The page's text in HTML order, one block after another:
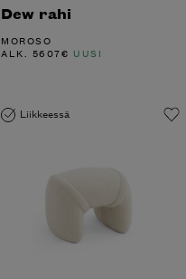
Dew rahi
MOROSO
ALK. 5607€ UUSI
Liikkeessä